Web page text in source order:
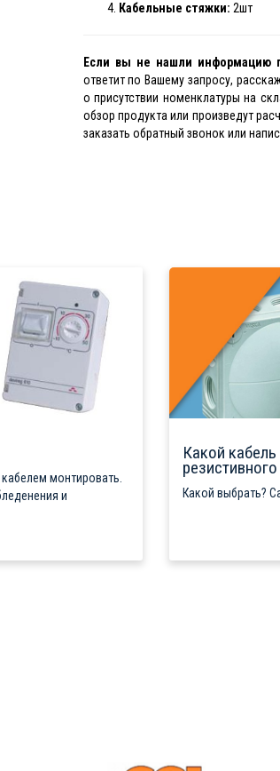
Кабельные стяжки: 2шт
Если вы не нашли информацию
ответит по Вашему запросу,
о присутствии номенклатуры на
обзор продукта или произведут
заказать обратный звонок или
монтировать.
и
Какой
резистивного
Какой выбрать?